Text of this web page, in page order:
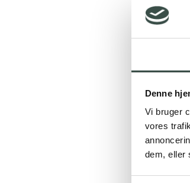
Denne
Vi bruger
vores
dem, eller